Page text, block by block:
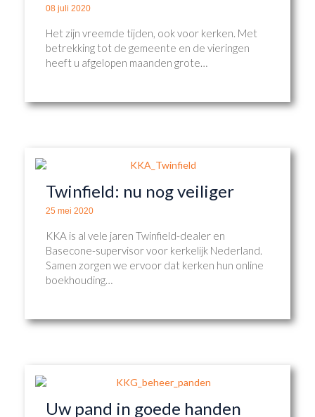
08 juli 2020
Het zijn vreemde tijden, ook voor kerken. Met
betrekking tot de gemeente en de vieringen
heeft u afgelopen maanden grote…
Twinfield: nu nog veiliger
25 mei 2020
KKA is al vele jaren Twinfield-dealer en
Basecone-supervisor voor kerkelijk Nederland.
Samen zorgen we ervoor dat kerken hun online
boekhouding…
Uw pand in goede handen